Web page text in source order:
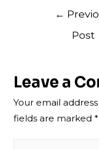
Post
←
Post
Leave a
Your email
fields are marked*